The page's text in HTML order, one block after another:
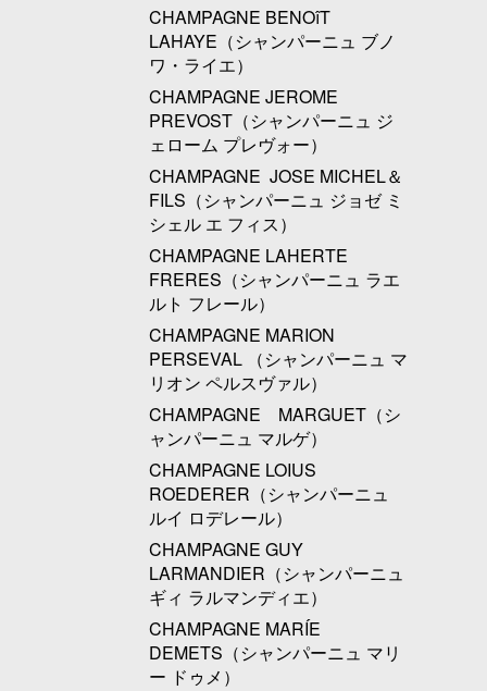
CHAMPAGNE BENOîT
LAHAYE（シャンパーニュ ブノ
ワ・ライエ）
CHAMPAGNE JEROME
PREVOST（シャンパーニュ ジ
ェローム プレヴォー）
CHAMPAGNE JOSE MICHEL＆
FILS（シャンパーニュ ジョゼ ミ
シェル エ フィス）
CHAMPAGNE LAHERTE
FRERES（シャンパーニュ ラエ
ルト フレール）
CHAMPAGNE MARION
PERSEVAL （シャンパーニュ マ
リオン ペルスヴァル）
CHAMPAGNE MARGUET（シ
ャンパーニュ マルゲ）
CHAMPAGNE LOIUS
ROEDERER（シャンパーニュ
ルイ ロデレール）
CHAMPAGNE GUY
LARMANDIER（シャンパーニュ
ギィ ラルマンディエ）
CHAMPAGNE MARÍE
DEMETS（シャンパーニュ マリ
ー ドゥメ）